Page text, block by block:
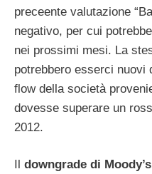
preceente valutazione
negativo, per cui
nei prossimi mesi. La
potrebbero esserci
flow della società
dovesse superare un
2012.
downgrade di Moody’s